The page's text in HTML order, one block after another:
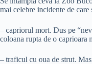
mai celebre incidente de care
– capriorul mort. Dus pe
coloana rupta de o caprioara
– traficul cu oua de strut.